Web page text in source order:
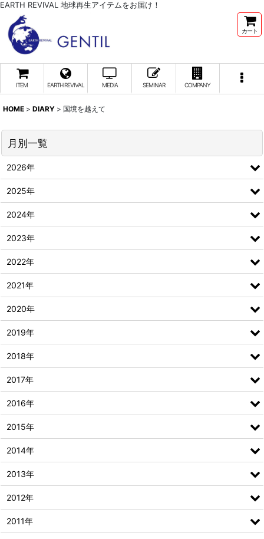
EARTH REVIVAL 地球再生アイテムをお届け！
カート
ITEM EARTH REVIVAL MEDIA SEMINAR COMPANY
HOME > DIARY > 国境を越えて
月別一覧
2026年
2025年
2024年
2023年
2022年
2021年
2020年
2019年
2018年
2017年
2016年
2015年
2014年
2013年
2012年
2011年